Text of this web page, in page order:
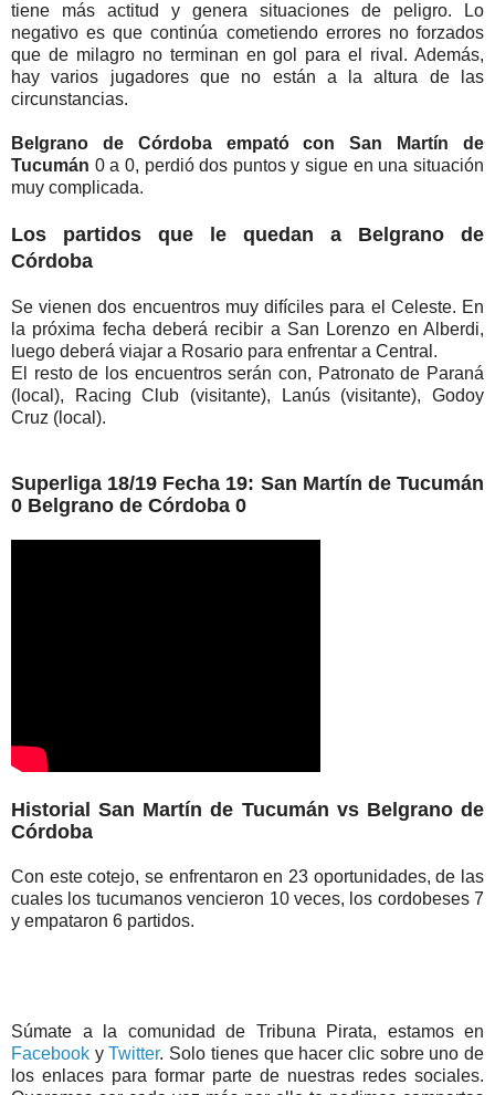
tiene más actitud y genera situaciones de peligro. Lo
negativo es que continúa cometiendo errores no forzados
que de milagro no terminan en gol para el rival. Además,
hay varios jugadores que no están a la altura de las
circunstancias.
Belgrano de Córdoba empató con San Martín de
Tucumán 0 a 0, perdió dos puntos y sigue en una situación
muy complicada.
Los partidos que le quedan a Belgrano de
Córdoba
Se vienen dos encuentros muy difíciles para el Celeste. En
la próxima fecha deberá recibir a San Lorenzo en Alberdi,
luego deberá viajar a Rosario para enfrentar a Central.
El resto de los encuentros serán con, Patronato de Paraná
(local), Racing Club (visitante), Lanús (visitante), Godoy
Cruz (local).
Superliga 18/19 Fecha 19: San Martín de Tucumán
0 Belgrano de Córdoba 0
Historial San Martín de Tucumán vs Belgrano de
Córdoba
Con este cotejo, se enfrentaron en 23 oportunidades, de las
cuales los tucumanos vencieron 10 veces, los cordobeses 7
y empataron 6 partidos.
Súmate a la comunidad de Tribuna Pirata, estamos en
Facebook yTwitter. Solo tienes que hacer clic sobre uno de
los enlaces para formar parte de nuestras redes sociales.